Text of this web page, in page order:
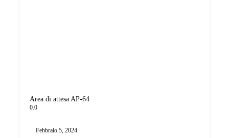
Area di attesa AP-64
0.0
Febbraio 5, 2024